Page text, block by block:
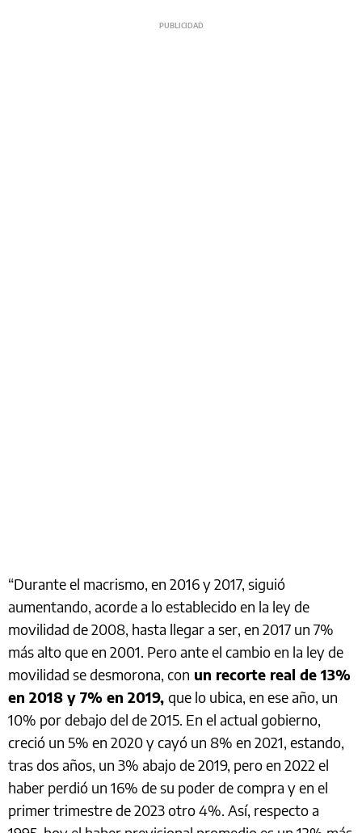
“Durante el macrismo, en 2016 y 2017, siguió
aumentando, acorde a lo establecido en la ley de
movilidad de 2008, hasta llegar a ser, en 2017 un 7%
más alto que en 2001. Pero ante el cambio en la ley de
movilidad se desmorona, con un recorte real de 13%
en 2018 y 7% en 2019, que lo ubica, en ese año, un
10% por debajo del de 2015. En el actual gobierno,
creció un 5% en 2020 y cayó un 8% en 2021, estando,
tras dos años, un 3% abajo de 2019, pero en 2022 el
haber perdió un 16% de su poder de compra y en el
primer trimestre de 2023 otro 4%. Así, respecto a